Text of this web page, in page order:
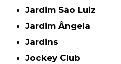
Jardim São Luiz
Jardim Ângela
Jardins
Jockey Club